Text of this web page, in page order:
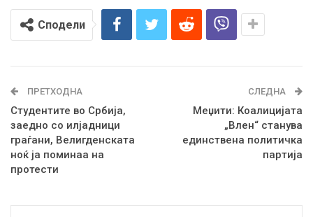
Сподели
ПРЕТХОДНА
Студентите во Србија,
заедно со илјадници
граѓани, Велигденската
ноќ ја поминаа на
протести
СЛЕДНА
Меџити: Коалицијата
„Влен“ станува
единствена политичка
партија